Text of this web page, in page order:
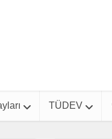
TÜDEV